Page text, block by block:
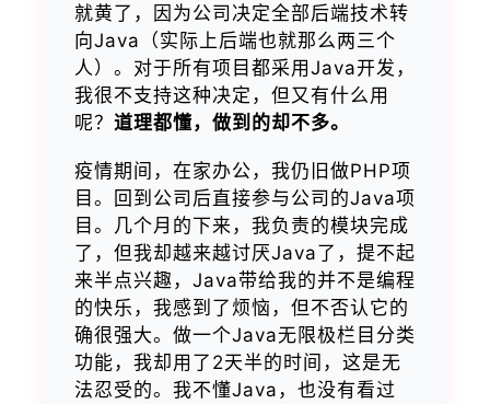
就黄了，因为公司决定全部后端技术转
向Java（实际上后端也就那么两三个
人）。对于所有项目都采用Java开发，
我很不支持这种决定，但又有什么用
呢？ 道理都懂，做到的却不多。
疫情期间，在家办公，我仍旧做PHP项
目。回到公司后直接参与公司的Java项
目。几个月的下来，我负责的模块完成
了，但我却越来越讨厌Java了，提不起
来半点兴趣，Java带给我的并不是编程
的快乐，我感到了烦恼，但不否认它的
确很强大。做一个Java无限极栏目分类
功能，我却用了2天半的时间，这是无
法忍受的。我不懂Java，也没有看过